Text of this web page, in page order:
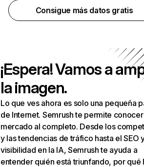
Consigue más datos gratis
¡Espera! Vamos a
la imagen.
Lo que ves ahora es solo una pequeña
de Internet. Semrush te permite
mercado al completo. Desde los
y las tendencias de tráfico hasta el SEO
visibilidad en la IA, Semrush te ayuda a
entender quién está triunfando, por qué